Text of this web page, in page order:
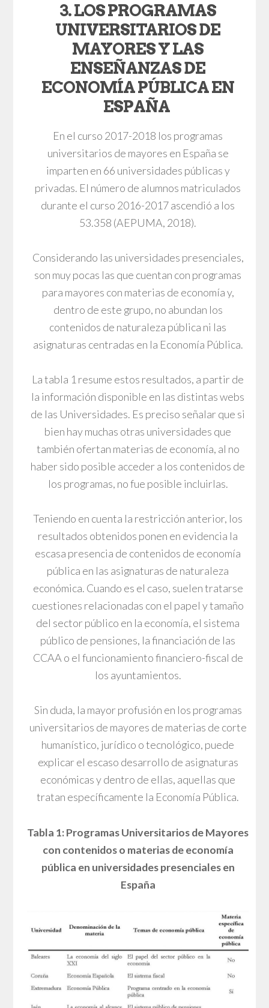
3. LOS PROGRAMAS
UNIVERSITARIOS DE
MAYORES Y LAS
ENSEÑANZAS DE
ECONOMÍA PÚBLICA EN
ESPAÑA
En el curso 2017-2018 los programas
universitarios de mayores en España se
imparten en 66 universidades públicas y
privadas. El número de alumnos matriculados
durante el curso 2016-2017 ascendió a los
53.358 (AEPUMA, 2018).
Considerando las universidades presenciales,
son muy pocas las que cuentan con programas
para mayores con materias de economía y,
dentro de este grupo, no abundan los
contenidos de naturaleza pública ni las
asignaturas centradas en la Economía Pública.
La tabla 1 resume estos resultados, a partir de
la información disponible en las distintas webs
de las Universidades. Es preciso señalar que si
bien hay muchas otras universidades que
también ofertan materias de economía, al no
haber sido posible acceder a los contenidos de
los programas, no fue posible incluirlas.
Teniendo en cuenta la restricción anterior, los
resultados obtenidos ponen en evidencia la
escasa presencia de contenidos de economía
pública en las asignaturas de naturaleza
económica. Cuando es el caso, suelen tratarse
cuestiones relacionadas con el papel y tamaño
del sector público en la economía, el sistema
público de pensiones, la financiación de las
CCAA o el funcionamiento financiero-fiscal de
los ayuntamientos.
Sin duda, la mayor profusión en los programas
universitarios de mayores de materias de corte
humanístico, jurídico o tecnológico, puede
explicar el escaso desarrollo de asignaturas
económicas y dentro de ellas, aquellas que
tratan específicamente la Economía Pública.
Tabla 1: Programas Universitarios de Mayores
con contenidos o materias de economía
pública en universidades presenciales en
España